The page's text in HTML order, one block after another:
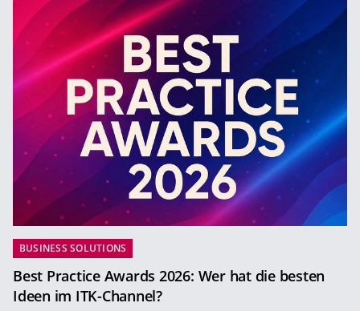
BUSINESS SOLUTIONS
Best Practice Awards 2026: Wer hat die besten
Ideen im ITK-Channel?